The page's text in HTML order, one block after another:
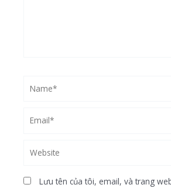
Lưu tên của tôi, email, và trang